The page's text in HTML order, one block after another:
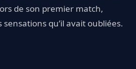
de son premier match,
sensations qu’il avait oubliées.